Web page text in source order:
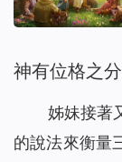
神有位格之
姊妹接著
的說法來衡量